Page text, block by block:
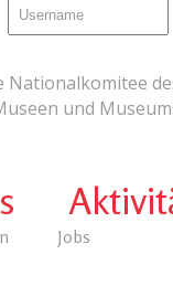
Nationalkomitee
und
Jobs